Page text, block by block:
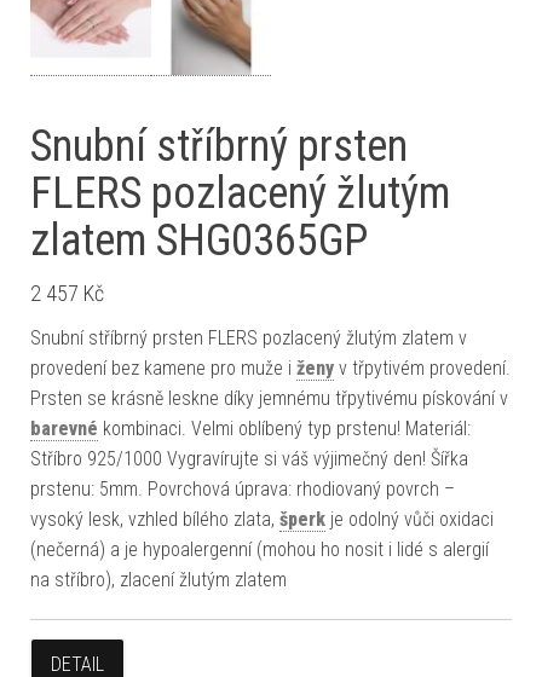
Snubní stříbrný prsten
FLERS pozlacený žlutým
zlatem SHG0365GP
2 457 Kč
Snubní stříbrný prsten FLERS pozlacený žlutým zlatem v
provedení bez kamene pro muže i ženy v třpytivém provedení.
Prsten se krásně leskne díky jemnému třpytivému pískování v
barevné kombinaci. Velmi oblíbený typ prstenu! Materiál:
Stříbro 925/1000 Vygravírujte si váš výjimečný den! Šířka
prstenu: 5mm. Povrchová úprava: rhodiovaný povrch –
vysoký lesk, vzhled bílého zlata, šperk je odolný vůči oxidaci
(nečerná) a je hypoalergenní (mohou ho nosit i lidé s alergií
na stříbro), zlacení žlutým zlatem
DETAIL